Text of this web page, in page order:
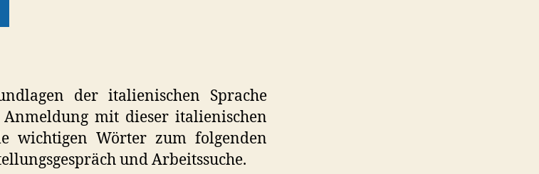
der italienischen Sprache
mit dieser italienischen
wichtigen Wörter zum folgenden
und Arbeitssuche.